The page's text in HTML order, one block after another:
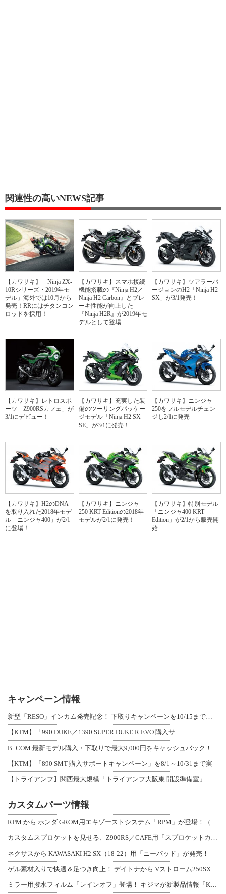
関連性の高いNEWS記事
【カワサキ】「Ninja ZX-
10Rシリーズ・2019年モ
デル」海外では10月から
発売！RRにはチタンコン
ロッドを採用！
【カワサキ】スマホ接続
機能搭載の『Ninja H2／
Ninja H2 Carbon』とブレ
ーキ性能が向上した
『Ninja H2R』が2019年モ
デルとして登場
【カワサキ】ツアラーバ
ージョンのH2「Ninja H2
SX」が3/1発売！
【カワサキ】レトロスポ
ーツ「Z900RSカフェ」が
3/1にデビュー！
【カワサキ】充実した装
備のツーリングパッケー
ジモデル「Ninja H2 SX
SE」が3/1に発売！
【カワサキ】ニンジャ
250をフルモデルチェン
ジし2/1に発売
【カワサキ】H2のDNA
を取り入れた2018年モデ
ル「ニンジャ400」が2/1
に登場！
【カワサキ】ニンジャ
250 KRT Editionの2018年
モデルが2/1に発売！
【カワサキ】特別モデル
「ニンジャ400 KRT
Edition」が2/1から販売開
始
キャンペーン情報
新型「RESO」インカム発売記念！ 下取りキャンペーンを10/15まで延長して開
【KTM】「990 DUKE／1390 SUPER DUKE R EVO 購入サ
B+COM 最新モデル購入・下取りで最大9,000円をキャッシュバック！「B+F
【KTM】「890 SMT 購入サポートキャンペーン」を8/1～10/31まで実
【トライアンフ】関西最大規模「トライアンフ大阪東 開設準備室」がオープン！ 限定
カスタムパーツ情報
RPM から ホンダ GROM用エキゾーストシステム「RPM」が登場！（動画あり
カスタムスプロケットを見せる、Z900RS／CAFE用「スプロケットカバーフルキ
ネクサスから KAWASAKI H2 SX（18-22）用「ニーパッド」が発売！
ゲル素材入りで快適＆足つき向上！ デイトナから Vストローム250SX用「快適ロ
ミラー用撥水フィルム「レインオフ」登場！ キジマが新製品情報「KIJIMA NE